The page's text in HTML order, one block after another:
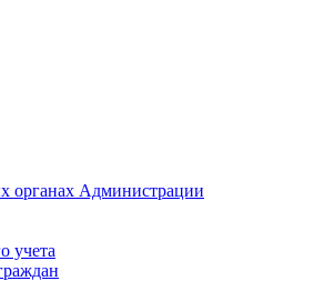
органах Администрации
учета